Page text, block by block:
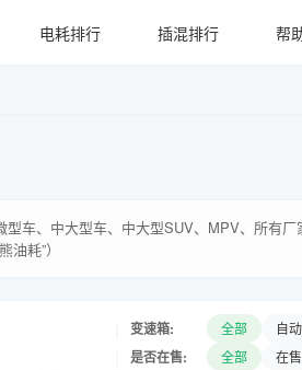
电耗排行 插混排行 帮
车、中大型车、中大型SUV、MPV、所有
耗”）
变速箱: 全部 自动
是否在售: 全部 在售